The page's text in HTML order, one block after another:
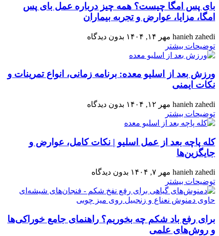
بای‌ پس امگا چیست؟ همه‌ چیز درباره عمل بای‌ پس
امگا، مزایا، عوارض و تجربه بیماران
hanieh zahedi مهر ۱۴, ۱۴۰۴
بدون دیدگاه
توضیحات بیشتر
ورزش بعد از اسلیو معده: برنامه زمانی، انواع تمرینات و
نکات ایمنی
hanieh zahedi مهر ۱۲, ۱۴۰۴
بدون دیدگاه
توضیحات بیشتر
کله‌ پاچه بعد از عمل اسلیو | نکات کامل، عوارض و
جایگزین‌ها
hanieh zahedi مهر ۷, ۱۴۰۴
بدون دیدگاه
توضیحات بیشتر
برای رفع باد شکم چه بخوریم؟ راهنمای جامع خوراکی‌ها
و روش‌های علمی